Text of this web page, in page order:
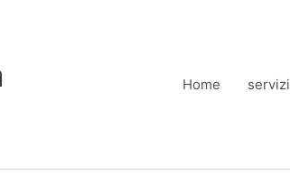
Home servizi